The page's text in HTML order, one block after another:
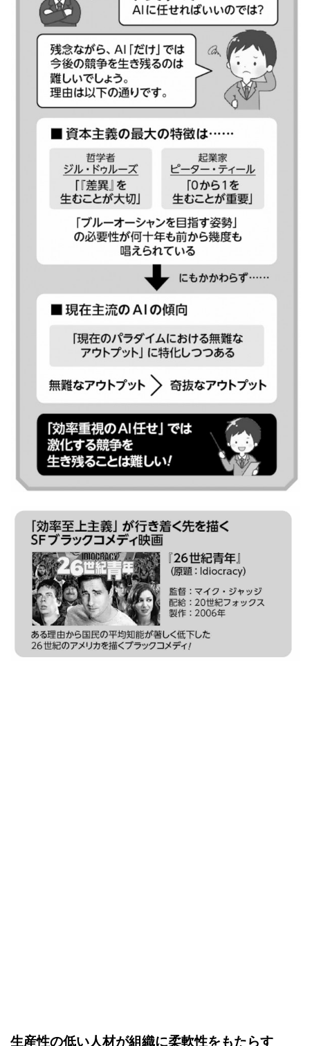
生産性の低い人材が組織に柔軟性をもたらす